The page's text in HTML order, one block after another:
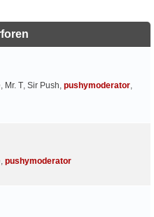
, Mr. T, Sir Push, pushymoderator,
, pushymoderator